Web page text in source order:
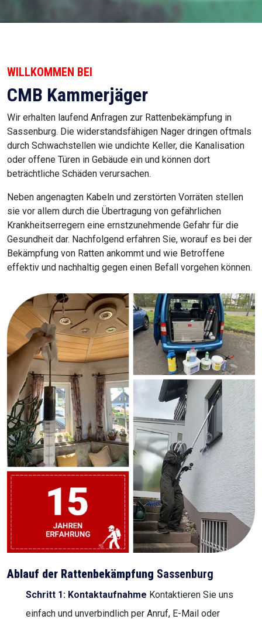
WILLKOMMEN BEI
CMB Kammerjäger
Wir erhalten laufend Anfragen zur Rattenbekämpfung in
Sassenburg. Die widerstandsfähigen Nager dringen oftmals
durch Schwachstellen wie undichte Keller, die Kanalisation
oder offene Türen in Gebäude ein und können dort
beträchtliche Schäden verursachen.
Neben angenagten Kabeln und zerstörten Vorräten stellen
sie vor allem durch die Übertragung von gefährlichen
Krankheitserregern eine ernstzunehmende Gefahr für die
Gesundheit dar. Nachfolgend erfahren Sie, worauf es bei der
Bekämpfung von Ratten ankommt und wie Betroffene
effektiv und nachhaltig gegen einen Befall vorgehen können.
Ablauf der Rattenbekämpfung Sassenburg
Schritt 1: Kontaktaufnahme Kontaktieren Sie uns
einfach und unverbindlich per Anruf, E-Mail oder